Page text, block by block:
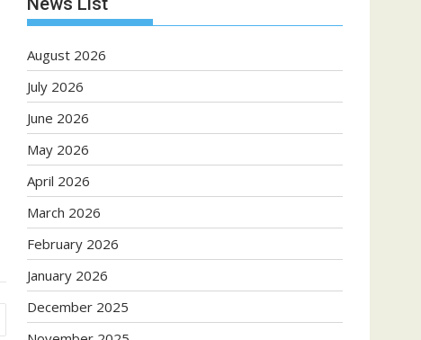
August 2026
July 2026
June 2026
May 2026
April 2026
March 2026
February 2026
January 2026
December 2025